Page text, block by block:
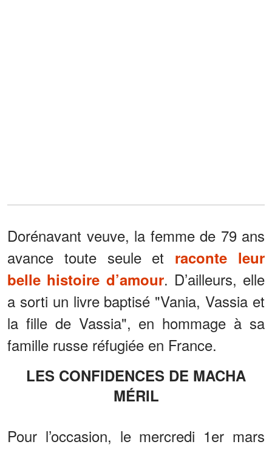
Dorénavant veuve, la femme de 79 ans
avance toute seule et raconte leur
belle histoire d’amour. D’ailleurs, elle
a sorti un livre baptisé "Vania, Vassia et
la fille de Vassia", en hommage à sa
famille russe réfugiée en France.
LES CONFIDENCES DE MACHA
MÉRIL
Pour l’occasion, le mercredi 1er mars